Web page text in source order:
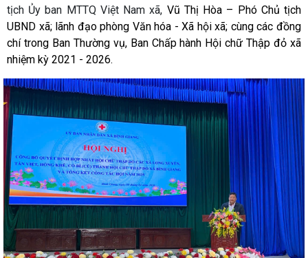
tịch Ủy ban MTTQ Việt Nam xã, Vũ Thị Hòa – Phó Chủ tịch
UBND xã; lãnh đạo phòng Văn hóa - Xã hội xã; cùng các đồng
chí trong Ban Thường vụ, Ban Chấp hành Hội chữ Thập đỏ xã
nhiệm kỳ 2021 - 2026.